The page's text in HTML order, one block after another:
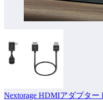
Nextorage HDMIアダプタ